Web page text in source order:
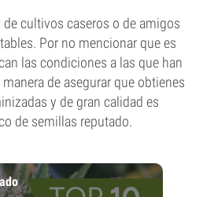
cultivos caseros o de amigos
Por no mencionar que es
las condiciones a las que han
de asegurar que obtienes
y de gran calidad es
de semillas reputado.